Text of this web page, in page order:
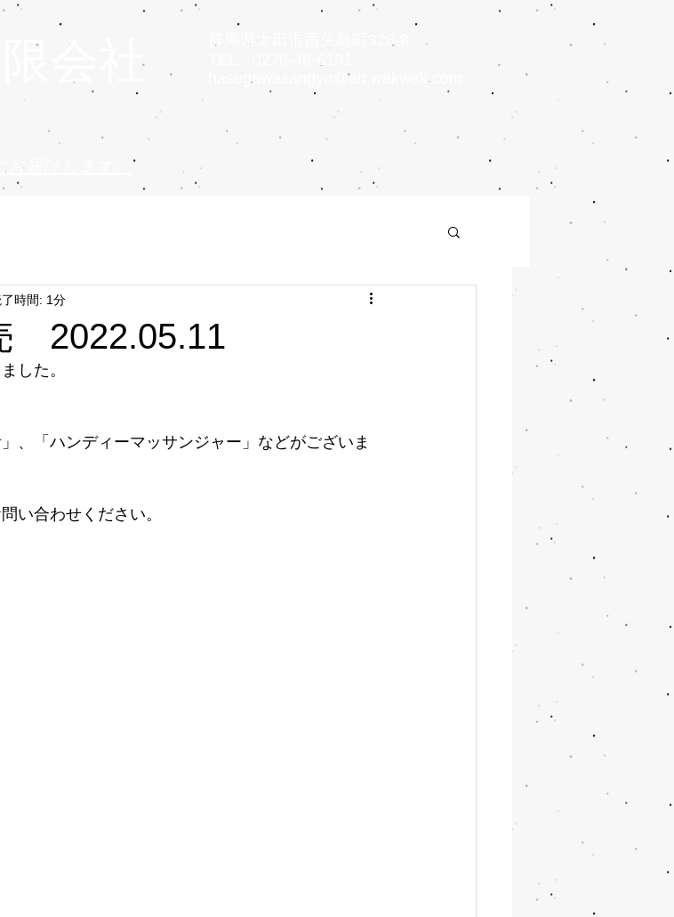
会社
群馬県太田市西矢島町326-8
hasegawasangyo@ah.wakwak.com
届けします。
2022.05.11
時間: 1分
した。
、「ハンディーマッサンジャー」などがございま
い合わせください。